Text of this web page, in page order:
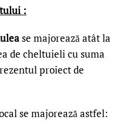
:
se majorează atât la
de cheltuieli cu suma
proiect de
se majorează astfel: